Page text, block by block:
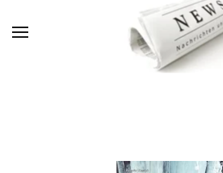
Zum Hauptinhalt springen